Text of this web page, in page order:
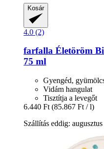
Kosár
4.0 (2)
farfalla Életöröm
75 ml
Gyengéd,
Vidám hangulat
Tisztítja a levegőt
6.440 Ft (85.867 Ft / l)
Szállítás eddig: augusztus